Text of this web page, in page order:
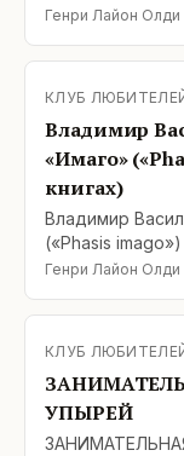
удовольствием
части так не
доброта и
человеческие
Генри Лайон Олди
КЛУБ
Владимир
«Имаго»
книгах)
Владимир
(«Phasis
удовольствием
части так не
доброта и
человеческие
Генри Лайон Олди
КЛУБ
УПЫРЕЙ